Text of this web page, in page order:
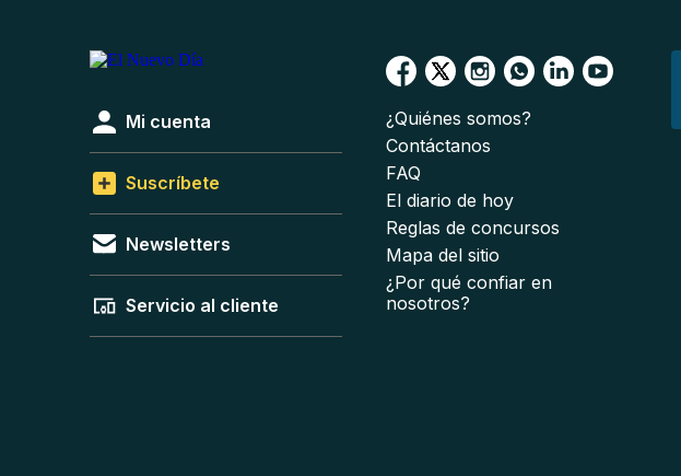
Mi cuenta
Suscríbete
Newsletters
Servicio al cliente
¿Quiénes somos?
Contáctanos
FAQ
El diario de hoy
Reglas de concursos
Mapa del sitio
¿Por qué confiar en
nosotros?